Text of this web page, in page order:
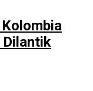
Dilantik